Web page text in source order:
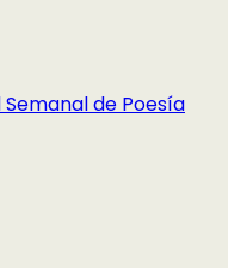
Semanal de Poesía